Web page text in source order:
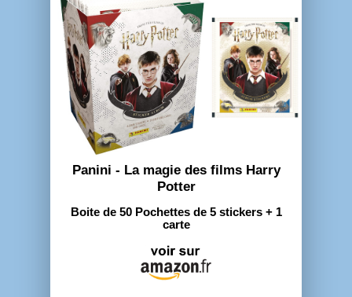
Panini - La magie des films Harry
Potter
Boite de 50 Pochettes de 5 stickers + 1
carte